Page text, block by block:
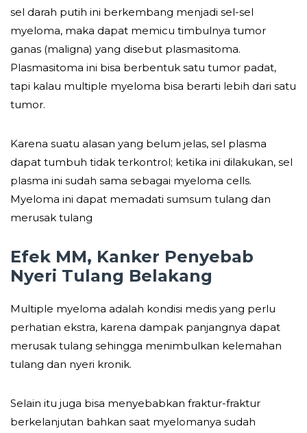
sel darah putih ini berkembang menjadi sel-sel
myeloma, maka dapat memicu timbulnya tumor
ganas (maligna) yang disebut plasmasitoma.
Plasmasitoma ini bisa berbentuk satu tumor padat,
tapi kalau multiple myeloma bisa berarti lebih dari satu
tumor.
Karena suatu alasan yang belum jelas, sel plasma
dapat tumbuh tidak terkontrol; ketika ini dilakukan, sel
plasma ini sudah sama sebagai myeloma cells.
Myeloma ini dapat memadati sumsum tulang dan
merusak tulang
Efek MM, Kanker Penyebab
Nyeri Tulang Belakang
Multiple myeloma adalah kondisi medis yang perlu
perhatian ekstra, karena dampak panjangnya dapat
merusak tulang sehingga menimbulkan kelemahan
tulang dan nyeri kronik.
Selain itu juga bisa menyebabkan fraktur-fraktur
berkelanjutan bahkan saat myelomanya sudah